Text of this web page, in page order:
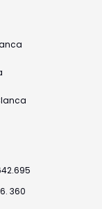
360